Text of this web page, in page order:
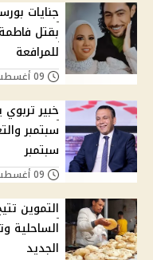
جنايات
للمرافعة
سبتمبر
التموين
الساحلية
الجديد